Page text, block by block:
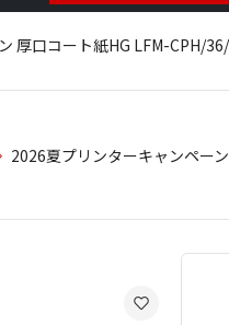
厚口コート紙HG LFM-CPH/
2026夏プリンターキャンペーン